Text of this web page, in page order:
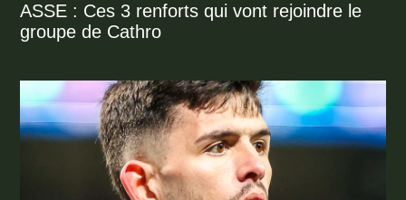
ASSE : Ces 3 renforts qui vont rejoindre le
groupe de Cathro